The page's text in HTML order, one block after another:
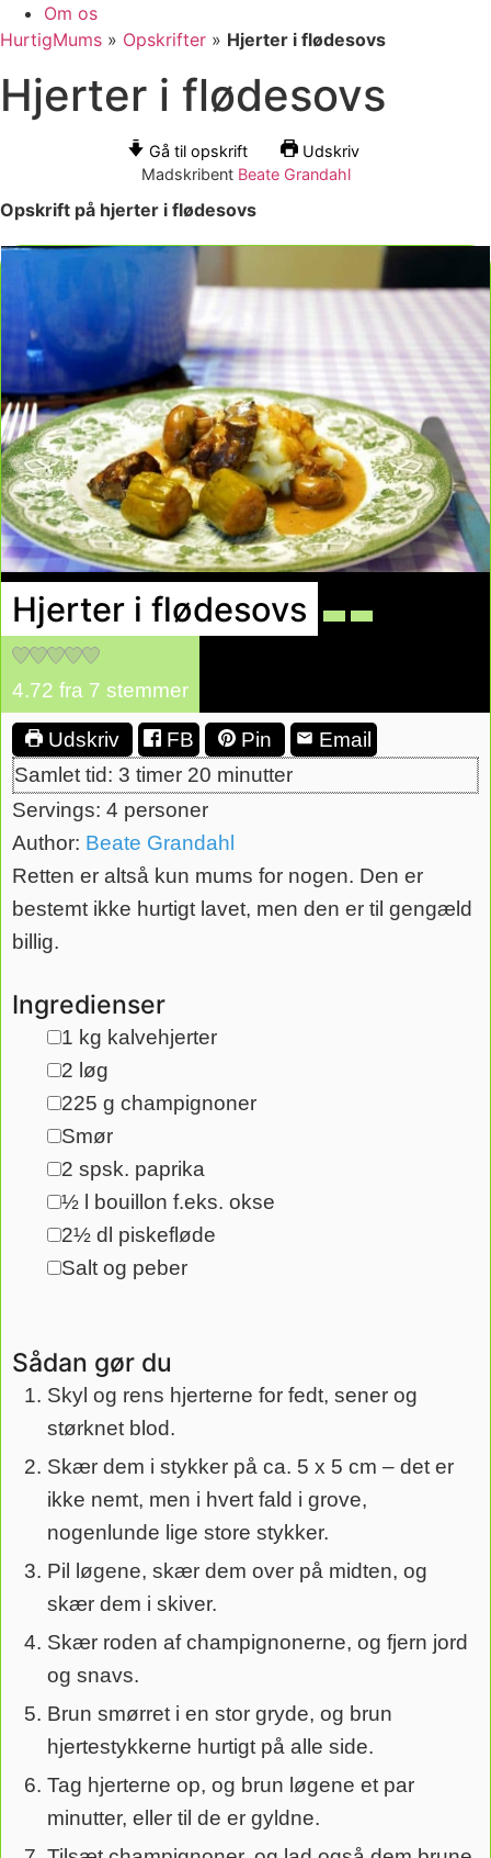
Om os
HurtigMums » Opskrifter » Hjerter i flødesovs
Hjerter i flødesovs
Gå til opskrift
Udskriv
Madskribent Beate Grandahl
Opskrift på hjerter i flødesovs
Hjerter i flødesovs
4.72 fra 7 stemmer
Udskriv FB Pin
Email
Samlet tid: 3 timer
timer 20 minutter
minutter
Servings: 4 personer
Author: Beate Grandahl
Retten er altså kun mums for nogen. Den er
bestemt ikke hurtigt lavet, men den er til gengæld
billig.
Ingredienser
▢
1 kg kalvehjerter
▢
2 løg
▢
225 g champignoner
▢
Smør
▢
2 spsk. paprika
▢
½ l bouillon f.eks. okse
▢
2½ dl piskefløde
▢
Salt og peber
Sådan gør du
Skyl og rens hjerterne for fedt, sener og
størknet blod.
Skær dem i stykker på ca. 5 x 5 cm – det er
ikke nemt, men i hvert fald i grove,
nogenlunde lige store stykker.
Pil løgene, skær dem over på midten, og
skær dem i skiver.
Skær roden af champignonerne, og fjern jord
og snavs.
Brun smørret i en stor gryde, og brun
hjertestykkerne hurtigt på alle side.
Tag hjerterne op, og brun løgene et par
minutter, eller til de er gyldne.